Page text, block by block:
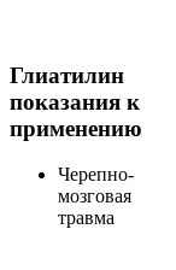
Глиатилин
показания к
применению
Черепно-
мозговая
травма